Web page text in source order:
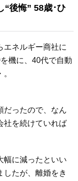
“後悔” 58歳･ひ
エネルギー商社に
機に、40代で自動
だったので、なん
社を続けていれば
幅に減ったといい
したが、離婚をき